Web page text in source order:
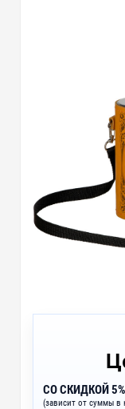
СО СКИДКОЙ 5%
(зависит от суммы в